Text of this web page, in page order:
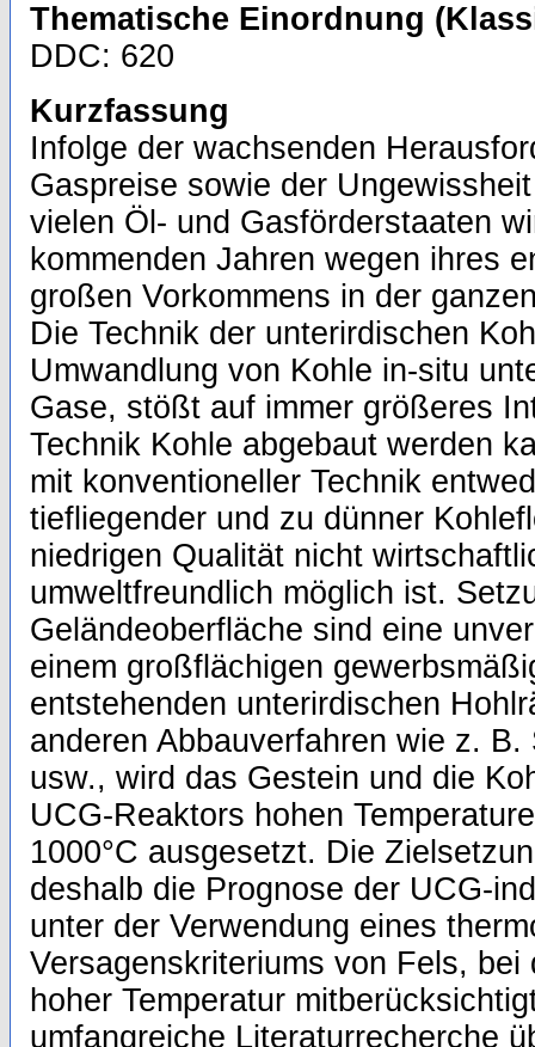
Thematische Einordnung
DDC: 620
Kurzfassung
Infolge der wachsenden
Gaspreise sowie der
vielen Öl- und Gasförderstaaten
kommenden Jahren wegen ihres
großen Vorkommens in der
Die Technik der unterirdischen
Umwandlung von Kohle in-situ
Gase, stößt auf immer größeres
Technik Kohle abgebaut werden
mit konventioneller Technik
tiefliegender und zu dünner
niedrigen Qualität nicht
umweltfreundlich möglich ist.
Geländeoberfläche sind eine
einem großflächigen
entstehenden unterirdischen
anderen Abbauverfahren wie z.
usw., wird das Gestein und die
UCG-Reaktors hohen
1000°C ausgesetzt. Die
deshalb die Prognose der UCG-
unter der Verwendung eines
Versagenskriteriums von Fels, bei
hoher Temperatur
umfangreiche Literaturrecherche